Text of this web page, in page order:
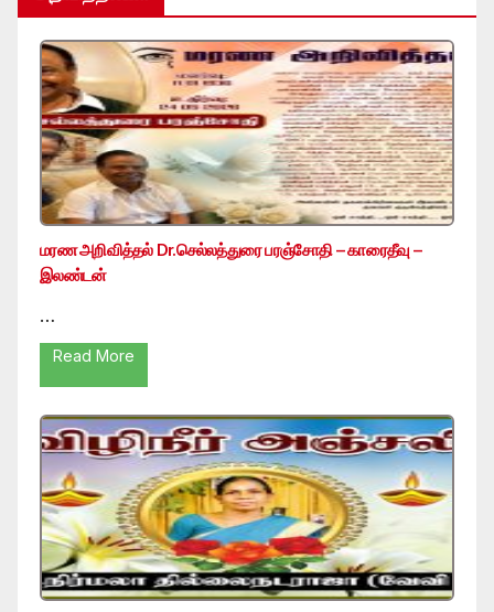
மரண அறிவித்தல் Dr.செல்லத்துரை பரஞ்சோதி – காரைதீவு –
இலண்டன்
…
Read More